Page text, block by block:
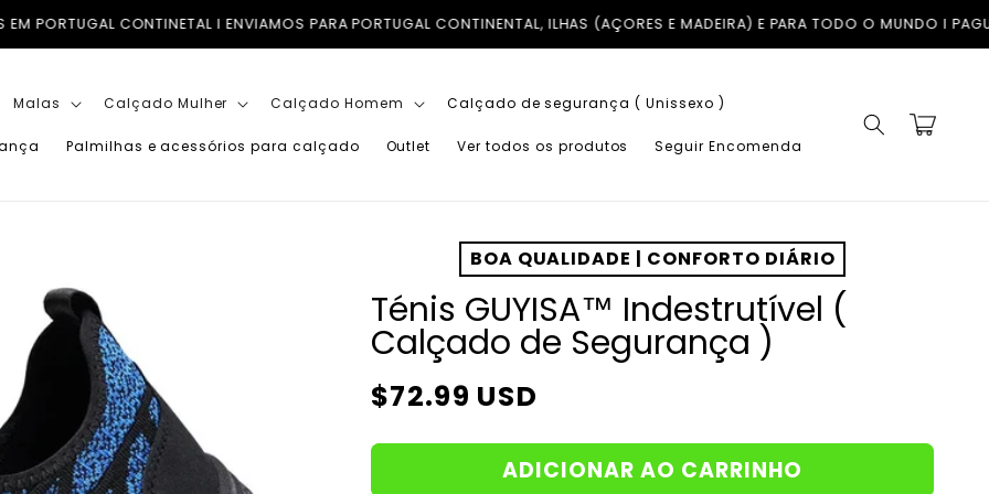
PARA PORTUGAL CONTINENTAL, ILHAS (AÇORES E MADEIRA) E PARA TODO O MUNDO I PAGUE EM ATÉ 3X COM A KLARNA SEM
Malas Calçado Mulher Calçado Homem Calçado de segurança ( Unissexo )
Palmilhas e acessórios para calçado Outlet Ver todos os produtos Seguir Encomenda
Carrinho
BOA QUALIDADE | CONFORTO DIÁRIO
Ténis GUYISA™ Indestrutível (
Calçado de Segurança )
Preço
$72.99 USD
ADICIONAR AO CARRINHO